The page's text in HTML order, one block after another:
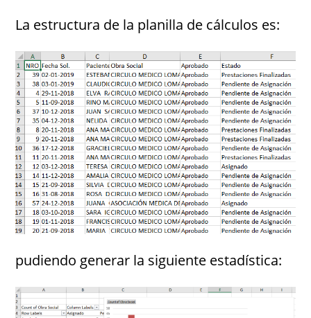
La estructura de la planilla de cálculos es:
pudiendo generar la siguiente estadística: